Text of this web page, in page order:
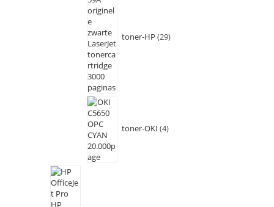
toner-HP 29
toner-OKI 4